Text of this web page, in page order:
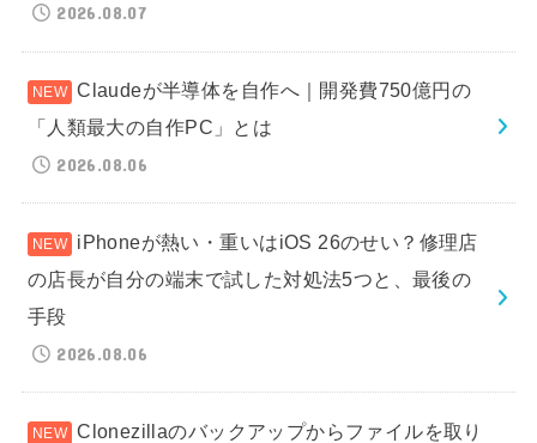
2026.08.07
Claudeが半導体を自作へ｜開発費750億円の
「人類最大の自作PC」とは
2026.08.06
iPhoneが熱い・重いはiOS 26のせい？修理店
の店長が自分の端末で試した対処法5つと、最後の
手段
2026.08.06
Clonezillaのバックアップからファイルを取り